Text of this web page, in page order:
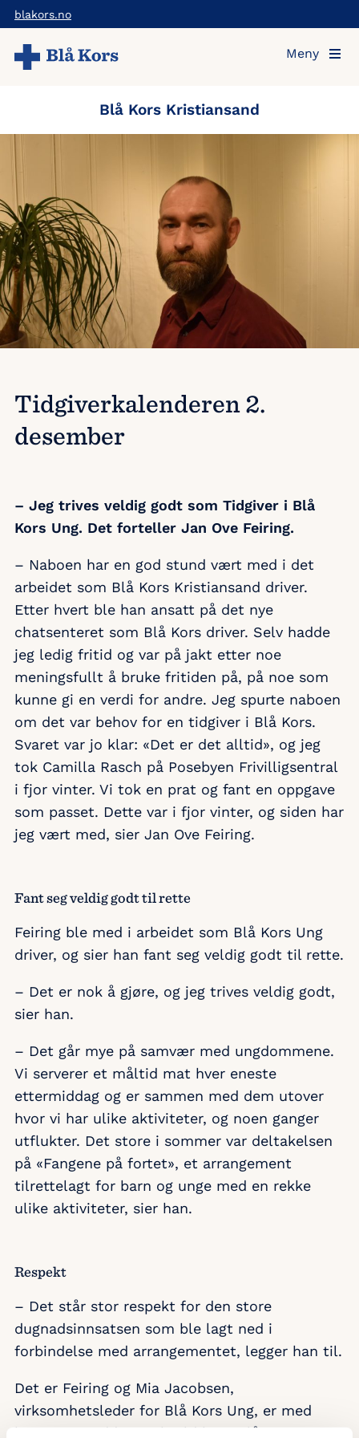
Hopp
til
hovedinnholdet
blakors.no
Meny
Blå Kors Kristiansand
Tidgiverkalenderen 2.
desember
– Jeg trives veldig godt som Tidgiver i Blå
Kors Ung. Det forteller Jan Ove Feiring.
– Naboen har en god stund vært med i det
arbeidet som Blå Kors Kristiansand driver.
Etter hvert ble han ansatt på det nye
chatsenteret som Blå Kors driver. Selv hadde
jeg ledig fritid og var på jakt etter noe
meningsfullt å bruke fritiden på, på noe som
kunne gi en verdi for andre. Jeg spurte naboen
om det var behov for en tidgiver i Blå Kors.
Svaret var jo klar: «Det er det alltid», og jeg
tok Camilla Rasch på Posebyen Frivilligsentral
i fjor vinter. Vi tok en prat og fant en oppgave
som passet. Dette var i fjor vinter, og siden har
jeg vært med, sier Jan Ove Feiring.
Fant seg veldig godt til rette
Feiring ble med i arbeidet som Blå Kors Ung
driver, og sier han fant seg veldig godt til rette.
– Det er nok å gjøre, og jeg trives veldig godt,
sier han.
– Det går mye på samvær med ungdommene.
Vi serverer et måltid mat hver eneste
ettermiddag og er sammen med dem utover
hvor vi har ulike aktiviteter, og noen ganger
utflukter. Det store i sommer var deltakelsen
på «Fangene på fortet», et arrangement
tilrettelagt for barn og unge med en rekke
ulike aktiviteter, sier han.
Respekt
– Det står stor respekt for den store
dugnadsinnsatsen som ble lagt ned i
forbindelse med arrangementet, legger han til.
Det er Feiring og Mia Jacobsen,
virksomhetsleder for Blå Kors Ung, er med
hver ettermiddag og kveld hvor Blå Kors Ung